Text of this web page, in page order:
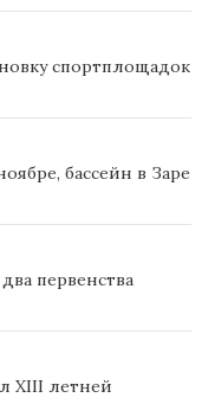
спортплощадок
бассейн в Заре
первенства
XIII летней